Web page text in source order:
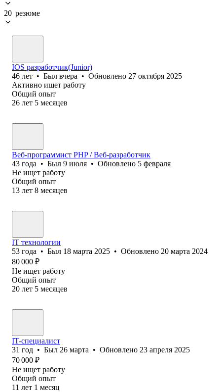
20 резюме
IOS разработчик(Junior)
46 лет • Был вчера • Обновлено 27 октября 2025
Активно ищет работу
Общий опыт
26 лет 5 месяцев
Веб-программист PHP / Веб-разработчик
43 года • Был 9 июля • Обновлено 5 февраля
Не ищет работу
Общий опыт
13 лет 8 месяцев
IT технологии
53 года • Был 18 марта 2025 • Обновлено 20 марта 2024
80 000 ₽
Не ищет работу
Общий опыт
20 лет 5 месяцев
IT-специалист
31 год • Был 26 марта • Обновлено 23 апреля 2025
70 000 ₽
Не ищет работу
Общий опыт
11 лет 1 месяц